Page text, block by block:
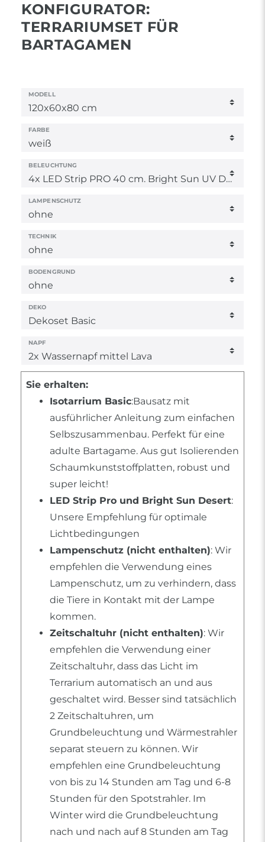
KONFIGURATOR:
TERRARIUMSET FÜR
BARTAGAMEN
MODELL
FARBE
BELEUCHTUNG
LAMPENSCHUTZ
TECHNIK
BODENGRUND
DEKO
NAPF
Sie erhalten:
Isotarrium Basic:Bausatz mit
ausführlicher Anleitung zum einfachen
Selbszusammenbau. Perfekt für eine
adulte Bartagame. Aus gut Isolierenden
Schaumkunststoffplatten, robust und
super leicht!
LED Strip Pro und Bright Sun Desert:
Unsere Empfehlung für optimale
Lichtbedingungen
Lampenschutz (nicht enthalten): Wir
empfehlen die Verwendung eines
Lampenschutz, um zu verhindern, dass
die Tiere in Kontakt mit der Lampe
kommen.
Zeitschaltuhr (nicht enthalten): Wir
empfehlen die Verwendung einer
Zeitschaltuhr, dass das Licht im
Terrarium automatisch an und aus
geschaltet wird. Besser sind tatsächlich
2 Zeitschaltuhren, um
Grundbeleuchtung und Wärmestrahler
separat steuern zu können. Wir
empfehlen eine Grundbeleuchtung
von bis zu 14 Stunden am Tag und 6-8
Stunden für den Spotstrahler. Im
Winter wird die Grundbeleuchtung
nach und nach auf 8 Stunden am Tag